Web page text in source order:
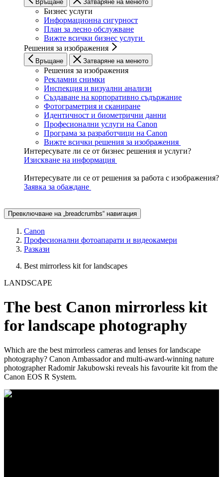
Вижте всички бизнес решения
Бизнес услуги
Връщане Затваряне на менюто
Бизнес услуги
Информационна сигурност
План за лесно обслужване
Вижте всички бизнес услуги
Решения за изображения
Връщане Затваряне на менюто
Решения за изображения
Рекламни снимки
Инспекция и визуални анализи
Създаване на корпоративно съдържание
Фотограметрия и сканиране
Идентичност и биометрични данни
Професионални услуги на Canon
Програма за разработчици на Canon
Интересувате ли се от бизнес решения и услуги?
Изискване на информация
Заявка за обаждане
Професионални фотоапарати и видеокамери
Best mirrorless kit for landscapes
LANDSCAPE
The best Canon mirrorless kit
for landscape photography
Which are the best mirrorless cameras and lenses for landscape